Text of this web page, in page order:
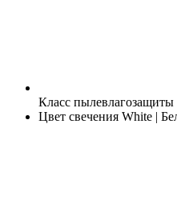
Класс пылевлагозащиты
Цвет свечения White |